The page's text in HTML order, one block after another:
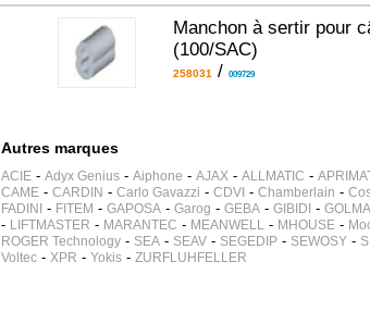
Manchon à sertir pour
(100/SAC)
258031/ 009729
Autres marques
ACIE- Adyx Genius- Aiphone - AJAX- ALLMATIC -
CAME- CARDIN - Carlo Gavazzi - CDVI- Chamberlain -
FADINI - FITEM - GAPOSA- Garog - GEBA- GIBIDI -
- LIFTMASTER - MARANTEC - MEANWELL- MHOUSE-
ROGER Technology- SEA- SEAV- SEGEDIP- SEWOSY-
Voltec- XPR - Yokis- ZURFLUHFELLER